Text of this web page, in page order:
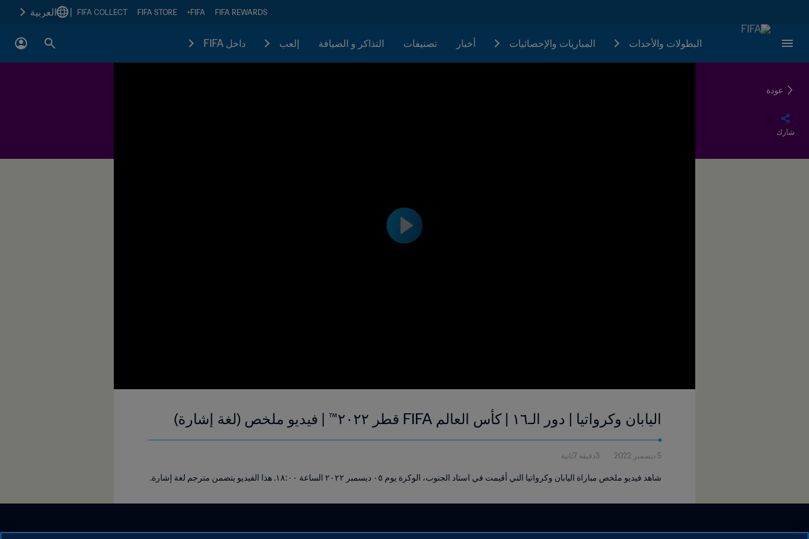
FIFA REWARDS
FIFA+
FIFA STORE
FIFA COLLECT العربية
البطولات والأحدات المباريات والإحصائيات أخبار تصنيفات التذاكر و الضيافة إلعب داخل FIFA
عودة
شارك
اليابان وكرواتيا | دور الـ١٦ | كأس العالم FIFA قطر ٢٠٢٢™ | فيديو ملخص (لغة إشارة)
5 ديسمبر 2022 3دقيقة 7ثانية
شاهد فيديو ملخص مباراة اليابان وكرواتيا التي أقيمت في استاد الجنوب، الوكرة يوم ٠٥ ديسمبر ٢٠٢٢ الساعة ١٨:٠٠. هذا الفيديو يتضمن مترجم لغة إشارة.